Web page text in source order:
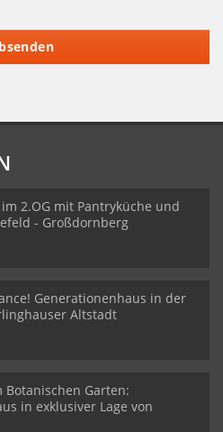
2.OG mit Pantryküche und
- Großdornberg
Generationenhaus in der
Altstadt
Botanischen Garten:
in exklusiver Lage von